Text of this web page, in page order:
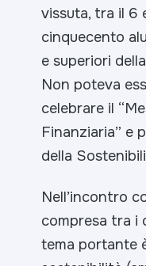
vissuta, tra il 6
cinquecento
e superiori
Non poteva
celebrare il
Finanziaria” e
della
Nell’incontro
compresa tra i
tema portante